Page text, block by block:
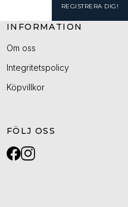
REGISTRERA DIG!
INFORMATION
Om oss
Integritetspolicy
Köpvillkor
FÖLJ OSS